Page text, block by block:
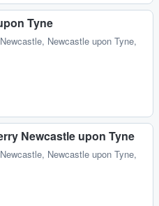
Tyne
, Newcastle upon Tyne,
Newcastle upon Tyne
, Newcastle upon Tyne,